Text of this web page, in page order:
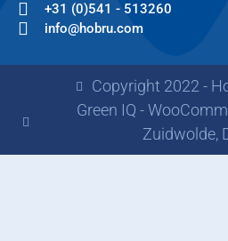
+31 (0)541 - 513260
info@hobru.com
Copyright 2022 -
Green IQ -
Zuidwolde,